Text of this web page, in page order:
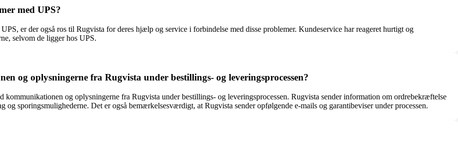
med UPS?
er der også ros til Rugvista for deres hjælp og service i forbindelse med disse problemer. Kundeservice har reageret hurtigt og
selvom de ligger hos UPS.
og oplysningerne fra Rugvista under bestillings- og leveringsprocessen?
og oplysningerne fra Rugvista under bestillings- og leveringsprocessen. Rugvista sender information om ordrebekræftelse
og sporingsmulighederne. Det er også bemærkelsesværdigt, at Rugvista sender opfølgende e-mails og garantibeviser under processen.